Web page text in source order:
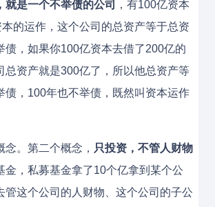
就是一个不举债的公司
，有100亿资本
的运作，这个公司的总资产等于总资
债，如果你100亿资本去借了200亿的
总资产就是300亿了，所以他总资产等
债，100年也不举债，既然叫资本运作
念。第二个概念， 只投资，不管人财物
金，私募基金拿了10个亿拿到某个公
管这个公司的人财物、这个公司的子公